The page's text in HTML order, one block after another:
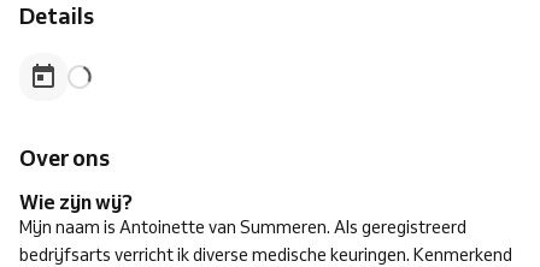
Details
Over ons
Wie zijn wij?
Mijn naam is Antoinette van Summeren. Als geregistreerd
bedrijfsarts verricht ik diverse medische keuringen. Kenmerkend